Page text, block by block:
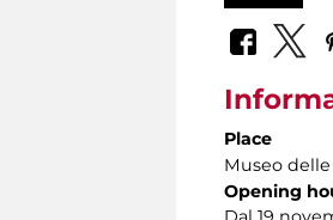
Place
Museo
Opening